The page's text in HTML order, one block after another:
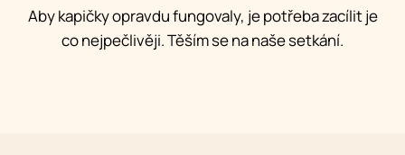
Aby kapičky opravdu fungovaly, je potřeba zacílit je
co nejpečlivěji. Těším se na naše setkání.